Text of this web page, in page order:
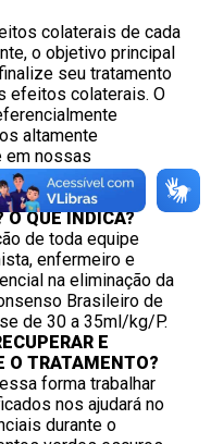
colaterais de cada
o objetivo principal
seu tratamento
efeitos colaterais. O
altamente
em nossas
NO
O QUÊ INDICA?
de toda equipe
enfermeiro e
na eliminação da
Brasileiro de
de 30 a 35ml/kg/P.
E
O TRATAMENTO?
forma trabalhar
nos ajudará no
durante o